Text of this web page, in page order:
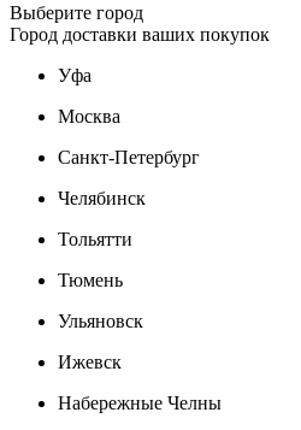
Выберите город
Город доставки ваших покупок
Уфа
Москва
Санкт-Петербург
Челябинск
Тольятти
Тюмень
Ульяновск
Ижевск
Набережные Челны